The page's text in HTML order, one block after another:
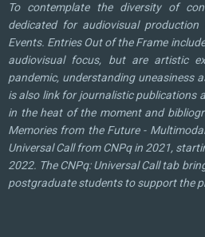
To contemplate the diversity of
dedicated for audiovisual
Events. Entries Out of the Frame
audiovisual focus, but are artistic
pandemic, understanding uneasiness
is also link for journalistic publications
in the heat of the moment and
Memories from the Future -
Universal Call from CNPq in 2021,
2022. The CNPq: Universal Call tab
postgraduate students to support the